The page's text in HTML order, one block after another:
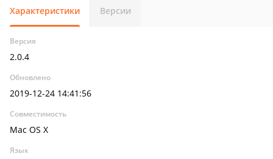
Характеристики Версии
Версия
2.0.4
Обновлено
2019-12-24 14:41:56
Совместимость
Mac OS X
Язык